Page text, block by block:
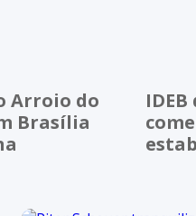
Arroio do
Brasília